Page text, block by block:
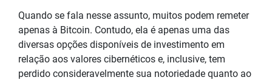
Quando se fala nesse assunto, muitos podem remeter
apenas à Bitcoin. Contudo, ela é apenas uma das
diversas opções disponíveis de investimento em
relação aos valores cibernéticos e, inclusive, tem
perdido consideravelmente sua notoriedade quanto ao